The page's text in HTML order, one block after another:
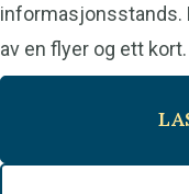
informasjonsstands.
av en flyer og ett kort.